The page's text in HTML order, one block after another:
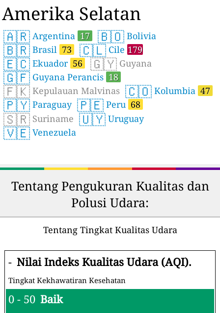
Amerika Selatan
🇦🇷 Argentina 17 🇧🇴 Bolivia
🇧🇷 Brasil 73 🇨🇱 Cile 179
🇪🇨 Ekuador 56 🇬🇾 Guyana
🇬🇫 Guyana Perancis 18
🇫🇰 Kepulauan Malvinas 🇨🇴 Kolumbia 47
🇵🇾 Paraguay 🇵🇪 Peru 68
🇸🇷 Suriname 🇺🇾 Uruguay
🇻🇪 Venezuela
Tentang Pengukuran Kualitas dan
Polusi Udara:
Tentang Tingkat Kualitas Udara
- Nilai Indeks Kualitas Udara (AQI).
Tingkat Kekhawatiran Kesehatan
0 - 50 Baik